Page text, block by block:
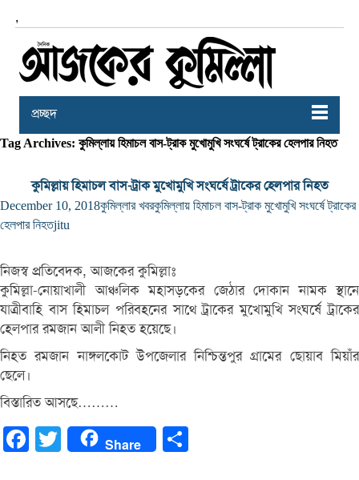
,
প্রচ্ছদ
Tag Archives: কুমিল্লায় হিমাচল বাস-ট্রাক মুখোমুখি সংঘর্ষে ট্রাকের হেলপার নিহত
কুমিল্লায় হিমাচল বাস-ট্রাক মুখোমুখি সংঘর্ষে ট্রাকের হেলপার নিহত
December 10, 2018কুমিল্লার খবরকুমিল্লায় হিমাচল বাস-ট্রাক মুখোমুখি সংঘর্ষে ট্রাকের
হেলপার নিহতjitu
নিজস্ব প্রতিবেদক, আজকের কুমিল্লাঃ
কুমিল্লা-নোয়াখালী আঞ্চলিক মহাসড়কের জেঠার দোকান নামক স্থানে
যাত্রীবাহি বাস হিমাচল পরিবহনের সাথে ট্রাকের মুখোমুখি সংঘর্ষে ট্রাকের
হেলপার রমজান আলী নিহত হয়েছে।
নিহত রমজান নাঙ্গলকোট উপজেলার নিশ্চিন্তপুর গ্রামের ছোয়াব মিয়াঁর
ছেলে।
বিস্তারিত আসছে………
FacebookTwitter Share